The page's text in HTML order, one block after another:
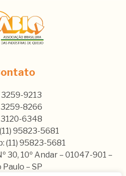
3259-9213
3259-8266
3120-6348
95823-5681
(11) 95823-5681
30, 10º Andar – 01047-901 –
Paulo – SP